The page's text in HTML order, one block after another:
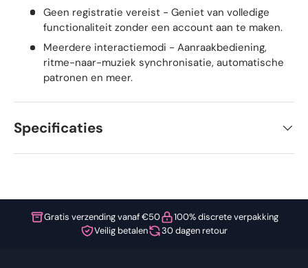
Geen registratie vereist - Geniet van volledige
functionaliteit zonder een account aan te maken.
Meerdere interactiemodi - Aanraakbediening,
ritme-naar-muziek synchronisatie, automatische
patronen en meer.
Specificaties
Gratis verzending vanaf €50
100% discrete verpakking
Veilig betalen
30 dagen retour